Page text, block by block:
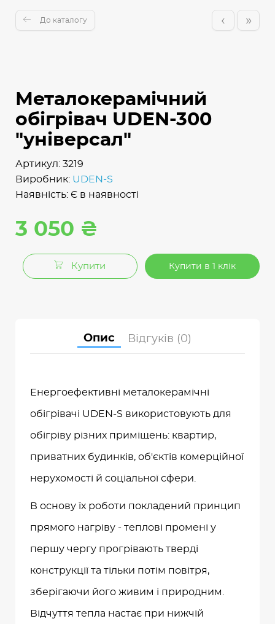
До каталогу ‹ »
Металокерамічний
обігрівач UDEN-300
"універсал"
Артикул: 3219
Виробник: UDEN-S
Наявність: Є в наявності
3 050 ₴
Купити Купити в 1 клік
Опис Відгуків (0)
Енергоефективні металокерамічні
обігрівачі UDEN-S використовують для
обігріву різних приміщень: квартир,
приватних будинків, об'єктів комерційної
нерухомості й соціальної сфери.
В основу їх роботи покладений принцип
прямого нагріву - теплові промені у
першу чергу прогрівають тверді
конструкції та тільки потім повітря,
зберігаючи його живим і природним.
Відчуття тепла настає при нижчій